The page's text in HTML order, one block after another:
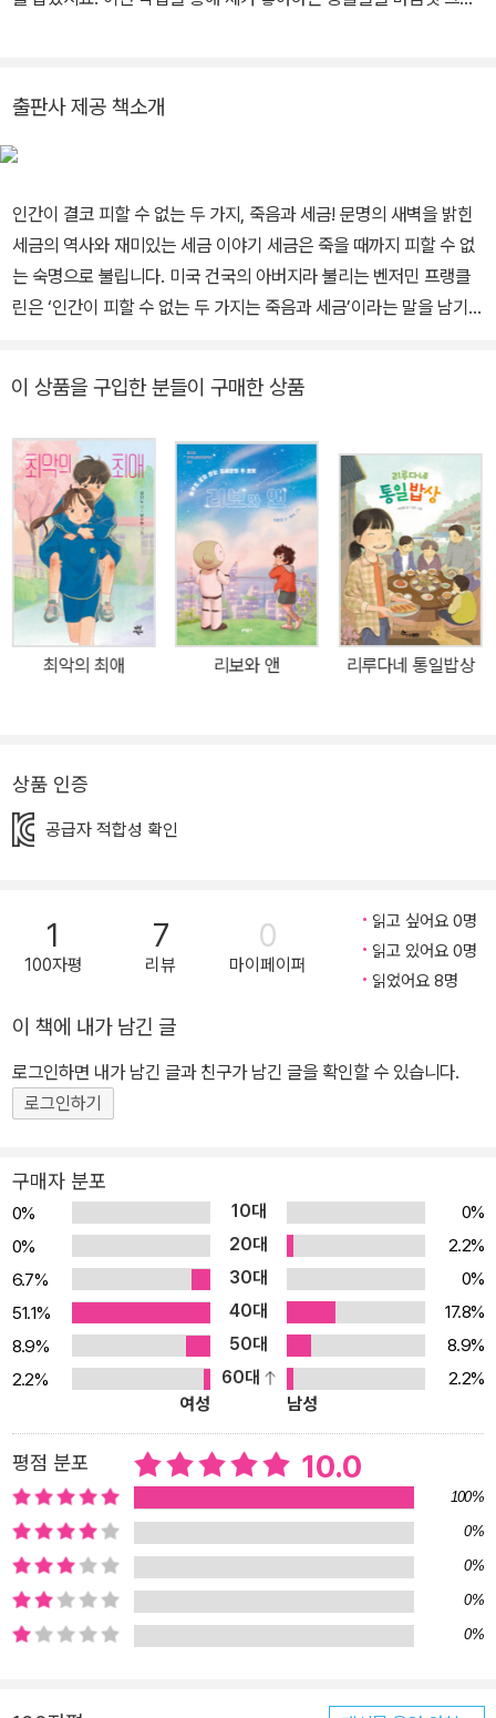
책 작가로서 어린이들과 행복한 만남을 이어 가고 있습니다. 주요 작
품으로 <금쪽같은 우리 오리>, <진짜 진짜 멋진 친구>, <지옥 고양
출판사 제공 책소개
인간이 결코 피할 수 없는 두 가지, 죽음과 세금! 문명의 새벽을 밝힌
세금의 역사와 재미있는 세금 이야기 세금은 죽을 때까지 피할 수 없
는 숙명으로 불립니다. 미국 건국의 아버지라 불리는 벤저민 프랭클
린은 ‘인간이 피할 수 없는 두 가지는 죽음과 세금’이라는 말을 남기기
다리기는 인류 문명이 시작된 이래 지금까지도 계속되고 있지요. 미
세금의 시작점부터 복지국가의 초석이 된 오늘날에 이르기까지 세금
의 역사에 대한 다양한 지식과 정보를 어린이들에게 쉽고 재미있게
설명하고 있는 책입니다. 우리는 우리도 모르는 사이 날마다 세금을
내고 있습니다. 우리가 사는 물건들에 포함된 부가가치세 같은 간접
세 때문에 소득이 없는 어린아이조차 과자 한 봉지를 살 때마다 국가
에 세금을 내고 있는 셈이지요. 세금은 아주 오랜 옛날부터 존재했습
니다. 문자로 기록된 가장 오래된 문서는 세금 장부였지요. 5천여 년
전, 수메르인들은 진흙 점토판에 세금으로 거둬들인 금과 노예, 가축
백성들의 공포와 증오의 대상이었지요. 동양에 비해 중앙집권화가 늦
했습니다. 그들은 국가를 대신해 혹독하게 백성들에게 세금을 쥐어짰
키면 세금 징수업자들은 목숨을 위협받곤 했습니다. 18세기 프랑스
대혁명 때에도 수많은 세금 징수업자가 목숨을 잃었고 근대 화학의
아버지라 불리는 라부아지에도 한때 세금 징수업자였다는 이유로 단
두대에 처형을 당할 정도였습니다. 오늘날은 국회가 정한 법률에 따
군주들이 갖가지 명분으로 세금을 만들곤 했습니다. 루이 15세는 숨
을 쉬지 않는 사람은 없다며 공기세를 부과했고, 동로마 제국은 벽난
문세와 수염세 등등 국가가 멋대로 부과하던 세금 제도는 근대가 시
작되면서 국민의 대표기관인 의회의 동의를 거쳐야만 세금을 부과할
수 있도록 바뀌었습니다. 13세기, 무리하게 세금을 거두려다 귀족들
의 반발을 산 영국의 존 왕이 마그나 카르타에 서명한 것이 현대 세금
제도의 출발점이 되었지요. 오늘날 국가는 조세 법률주의에 따라 세
금을 부과하고 국민은 납세의 의무를 지킵니다. 세금을 내는 것은 헌
법에 명시된 국민의 4대 의무이기도 하지요. 그런데 왜 국가에 세금
을 내야 하는 걸까요? 국가를 유지하고 국민이 편리하게 살아가기 위
릴 수 있도록 각종 공공시설을 만들고, 사람들이 어려움 없이 살아갈
수 있도록 도와주는 등 나라 살림에 사용됩니다. 국방과 치안, 의료 및
교육 등 국가가 제공하는 온갖 재화와 서비스를 이용하는 대가가 바
로 세금인 것이지요. 또한 정부는 세금이라는 강제성 있는 수단을 동
원해 소득을 재분배합니다. 저소득층에는 낮은 세금을 거두고 고소득
층에게는 많은 세금을 거둬 복지를 향상하고, 사회적 갈등을 유발하
는 빈부 격차를 줄이는 한편 소득 재분배 효과를 높이는 것 역시 세금
탕을 이루는 세금. 세금에서 벗어날 수 있는 때는 죽었을 때뿐이라는
이 상품을 구입한 분들이 구매한 상품
최악의 최애 리보와 앤 리루다네 통일밥상
상품 인증
공급자 적합성 확인
1
100자평
7
리뷰
0
마이페이퍼
읽고 싶어요 0명
읽고 있어요 0명
읽었어요 8명
이 책에 내가 남긴 글
로그인하면 내가 남긴 글과 친구가 남긴 글을 확인할 수 있습니다.
로그인하기
구매자 분포
0% 10대
0%
0%
20대
2.2%
6.7%
30대
0%
51.1%
40대
17.8%
8.9%
50대
8.9%
2.2%
60대
2.2%
여성
남성
평점 분포 10.0
100%
0%
0%
0%
0%